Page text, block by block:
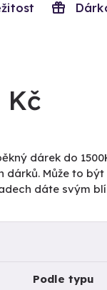
Kč
dárek do
Může to
dáte svým
Podle typu